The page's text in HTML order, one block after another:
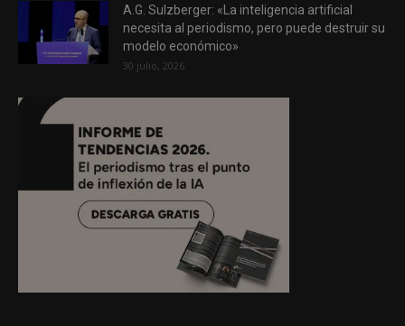
A.G. Sulzberger: «La inteligencia artificial
necesita al periodismo, pero puede destruir su
modelo económico»
30 julio, 2026